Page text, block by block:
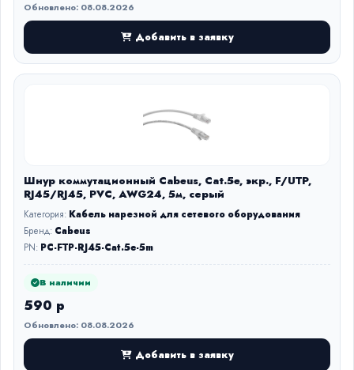
Обновлено: 08.08.2026
Добавить в заявку
Шнур коммутационный Cabeus, Cat.5e, экр., F/UTP,
RJ45/RJ45, PVC, AWG24, 5м, серый
Категория: Кабель нарезной для сетевого оборудования
Бренд: Cabeus
PN: PC-FTP-RJ45-Cat.5e-5m
В наличии
590 р
Обновлено: 08.08.2026
Добавить в заявку